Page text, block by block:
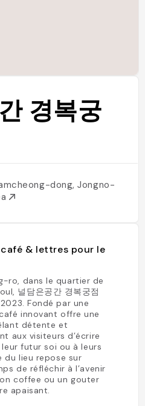
경복궁
dong, Jongno-
café & lettres pour le
ro, dans le quartier de
널담은공간 경복궁점
Fondé par une
innovant offre une
détente et
aux visiteurs d’écrire
futur soi ou à leurs
du lieu repose sur
de réfléchir à l’avenir
coffee ou un gouter
apaisant.